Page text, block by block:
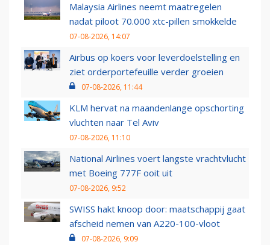
Malaysia Airlines neemt maatregelen
nadat piloot 70.000 xtc-pillen smokkelde
07-08-2026, 14:07
Airbus op koers voor leverdoelstelling en
ziet orderportefeuille verder groeien
07-08-2026, 11:44
KLM hervat na maandenlange opschorting
vluchten naar Tel Aviv
07-08-2026, 11:10
National Airlines voert langste vrachtvlucht
met Boeing 777F ooit uit
07-08-2026, 9:52
SWISS hakt knoop door: maatschappij gaat
afscheid nemen van A220-100-vloot
07-08-2026, 9:09